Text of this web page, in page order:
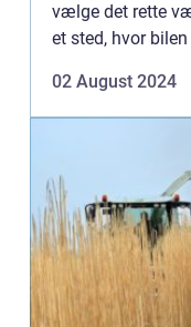
vælge det rette
et sted, hvor
02 August 2024